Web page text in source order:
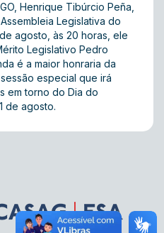
Henrique Tibúrcio Peña,
Legislativa do
agosto, às 20 horas, ele
Legislativo Pedro
é a maior honraria da
especial que irá
em torno do Dia do
de agosto.